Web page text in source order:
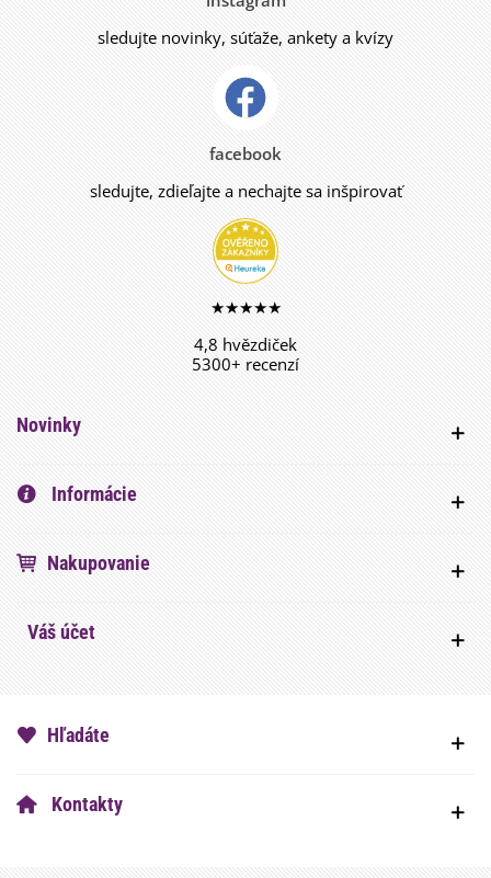
sledujte novinky, súťaže, ankety a kvízy
facebook
sledujte, zdieľajte a nechajte sa inšpirovať
★★★★★
4,8 hvězdiček
5300+ recenzí
Novinky
Informácie
Nakupovanie
Váš účet
Hľadáte
Kontakty